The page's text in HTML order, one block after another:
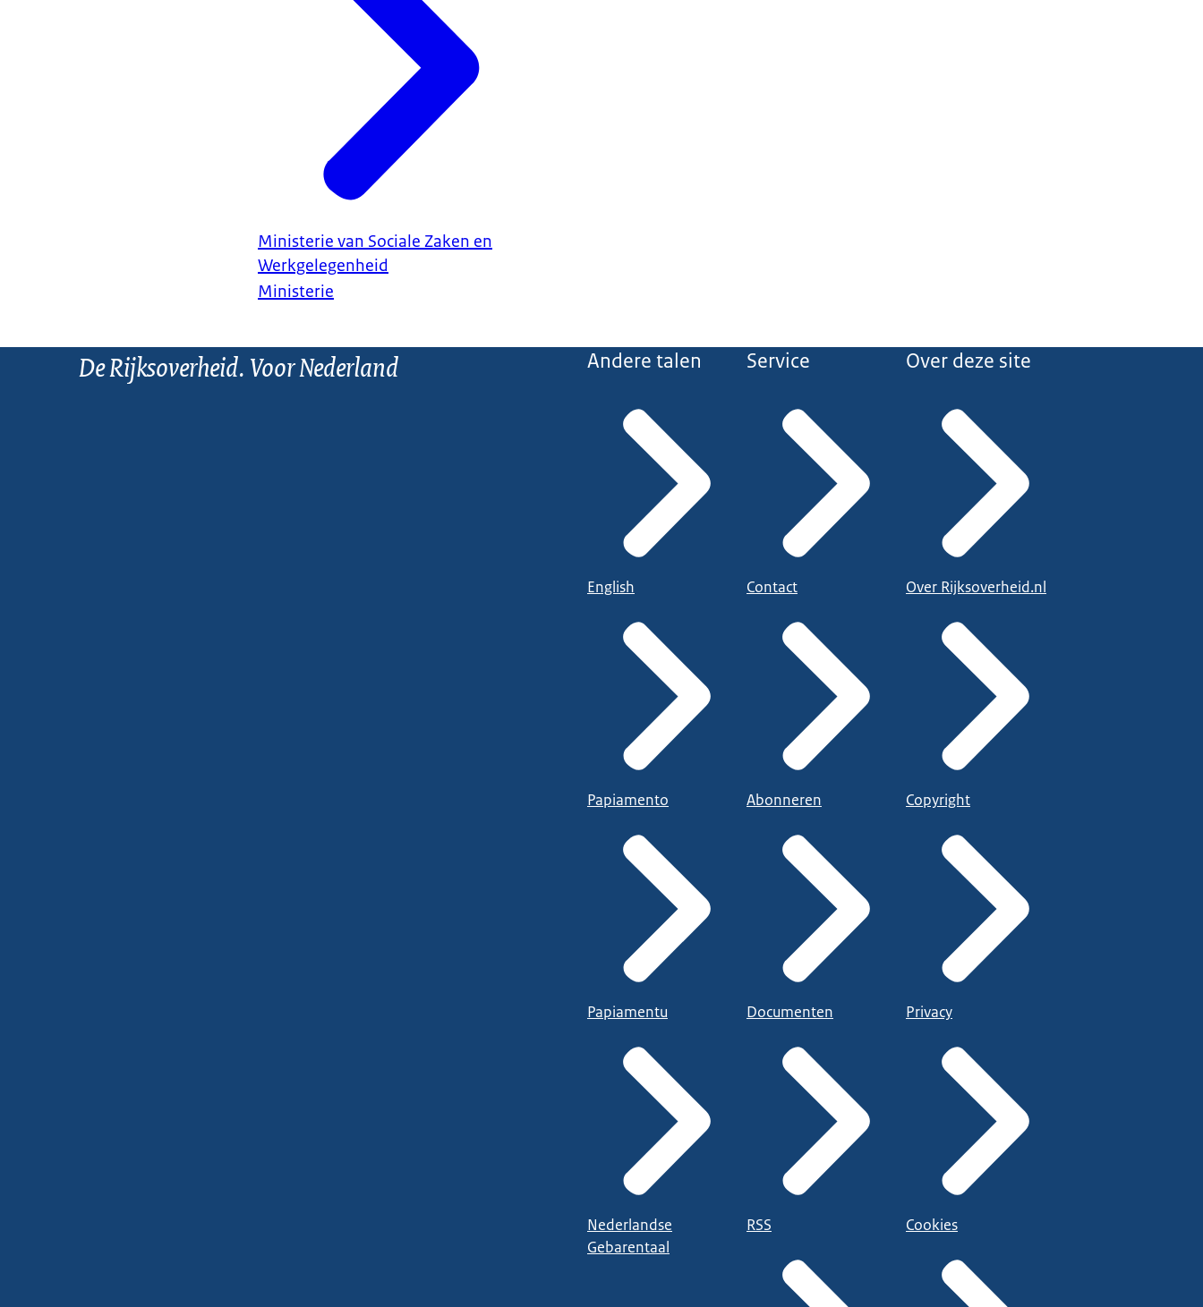
Ministerie van Sociale Zaken en
Werkgelegenheid
Ministerie
De Rijksoverheid. Voor Nederland Andere talen
English
Papiamento
Papiamentu
Nederlandse
Gebarentaal
Service
Contact
Abonneren
Documenten
RSS
Over deze site
Over Rijksoverheid.nl
Copyright
Privacy
Cookies